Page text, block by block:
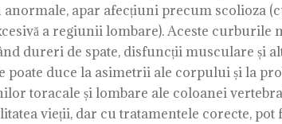
apar afecțiuni precum scolioza
a regiunii lombare). Aceste
dureri de spate, disfuncții musculare și
duce la asimetrii ale corpului și la
toracale și lombare ale coloanei
vieții, dar cu tratamentele corecte, pot